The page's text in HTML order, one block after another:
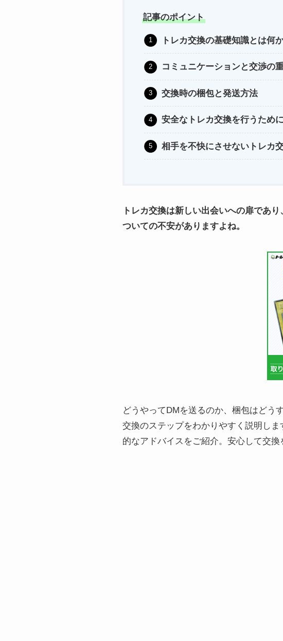
記事のポイント
トレカ交換の基礎知識とは何
コミュニケーションと交渉の
交換時の梱包と発送方法
安全なトレカ交換を行うため
相手を不快にさせないトレカ
トレカ交換は新しい出会いへの扉であ
ついての不安がありますよね。
どうやってDMを送るのか、梱包はどう
交換のステップをわかりやすく説明し
的なアドバイスをご紹介。安心して交